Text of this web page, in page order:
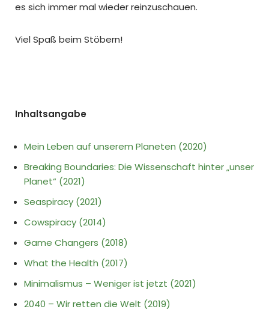
es sich immer mal wieder reinzuschauen.
Viel Spaß beim Stöbern!
Inhaltsangabe
Mein Leben auf unserem Planeten (2020)
Breaking Boundaries: Die Wissenschaft hinter „unser
Planet“ (2021)
Seaspiracy (2021)
Cowspiracy (2014)
Game Changers (2018)
What the Health (2017)
Minimalismus – Weniger ist jetzt (2021)
2040 – Wir retten die Welt (2019)